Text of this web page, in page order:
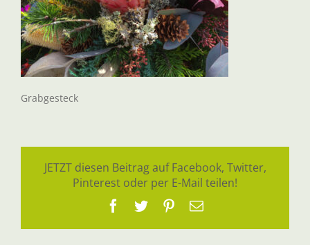
Grabgesteck
JETZT diesen Beitrag auf Facebook, Twitter,
Pinterest oder per E-Mail teilen!
Facebook
TwitterPinterest
E-